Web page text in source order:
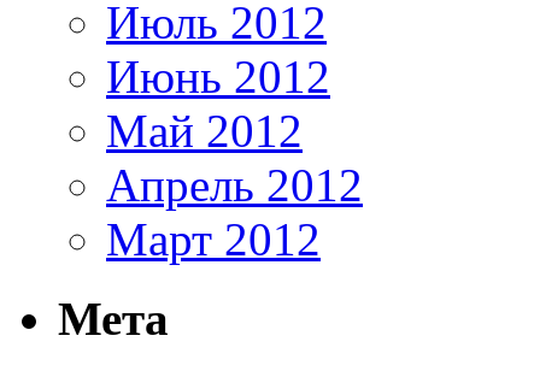
Июль 2012
Июнь 2012
Май 2012
Апрель 2012
Март 2012
Мета